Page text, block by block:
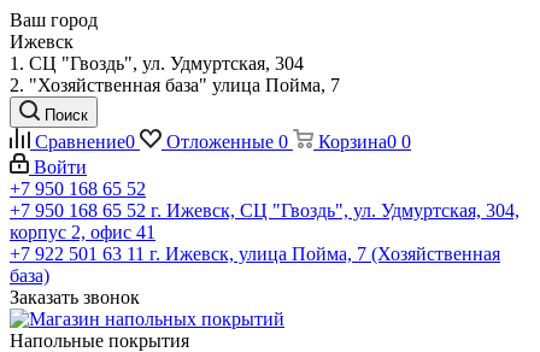
Ваш город
Ижевск
1. СЦ "Гвоздь", ул. Удмуртская, 304
2. "Хозяйственная база" улица Пойма, 7
Поиск
Сравнение0 Отложенные 0 Корзина0 0
Войти
+7 950 168 65 52
+7 950 168 65 52 г. Ижевск, СЦ "Гвоздь", ул. Удмуртская, 304,
корпус 2, офис 41
+7 922 501 63 11 г. Ижевск, улица Пойма, 7 (Хозяйственная
база)
Заказать звонок
Напольные покрытия